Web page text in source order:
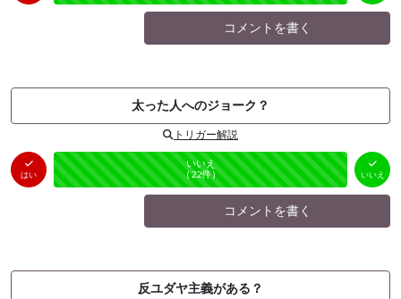
コメントを書く
太った人へのジョーク？
トリガー解説
はい
はい
（0件）
未投票
いいえ
（22件） いいえ
コメントを書く
反ユダヤ主義がある？